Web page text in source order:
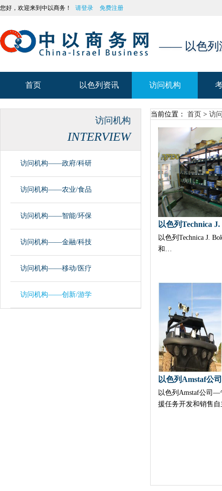
您好，欢迎来到中以商务！ 请登录 免费注册
—— 以色列
首页 以色列资讯 访问机构
访问机构
访问机构
INTERVIEW
访问机构——政府/科研
访问机构——农业/食品
访问机构——智能/环保
访问机构——金融/科技
访问机构——移动/医疗
访问机构——创新/游学
当前位置： 首页 > 访
以色列Technica J.
和…
以色列Amstaf公司—
援任务开发和销售